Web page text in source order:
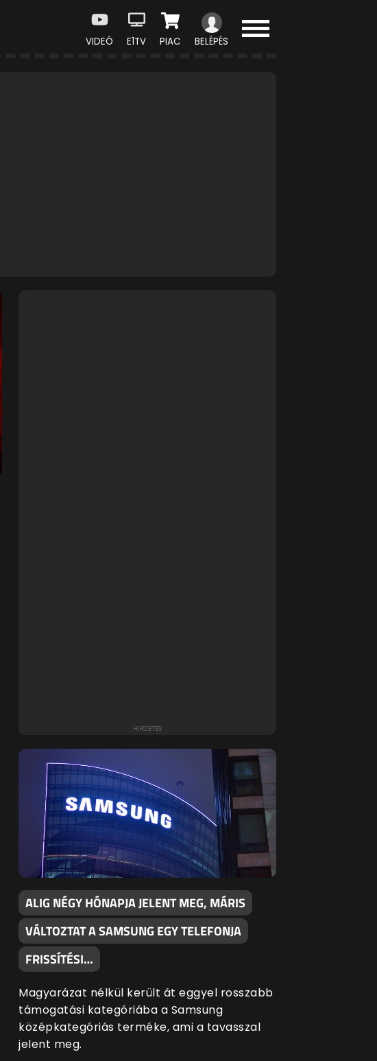
VIDEÓ E1TV PIAC BELÉPÉS
ALIG NÉGY HÓNAPJA JELENT MEG, MÁRIS
VÁLTOZTAT A SAMSUNG EGY TELEFONJA
FRISSÍTÉSI…
Magyarázat nélkül került át eggyel rosszabb
támogatási kategóriába a Samsung
középkategóriás terméke, ami a tavasszal
jelent meg.